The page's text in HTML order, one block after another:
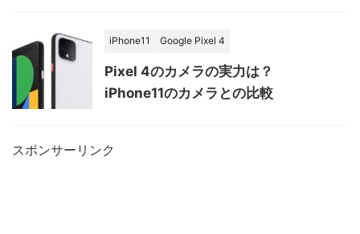
iPhone11 Google Pixel 4
Pixel 4のカメラの実力は？
iPhone11のカメラとの比較
スポンサーリンク